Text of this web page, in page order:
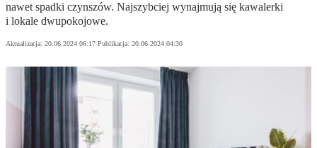
nawet spadki czynszów. Najszybciej wynajmują się kawalerki
i lokale dwupokojowe.
Aktualizacja: 20.06.2024 06:17 Publikacja: 20.06.2024 04:30